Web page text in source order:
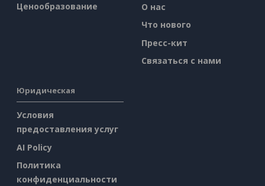
Ценообразование
О нас
Что нового
Пресс-кит
Связаться с нами
Юридическая
Условия
предоставления услуг
AI Policy
Политика
конфиденциальности